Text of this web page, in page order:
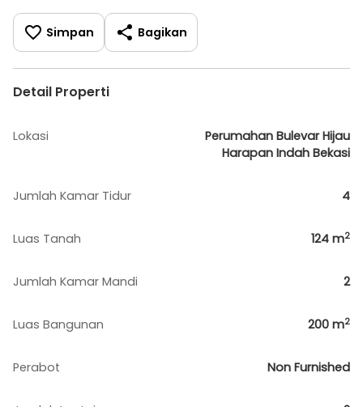
Simpan Bagikan
Detail Properti
Lokasi
Perumahan Bulevar Hijau
Harapan Indah Bekasi
Jumlah Kamar Tidur 4
Luas Tanah 124 m2
Jumlah Kamar Mandi 2
Luas Bangunan 200 m2
Perabot Non Furnished